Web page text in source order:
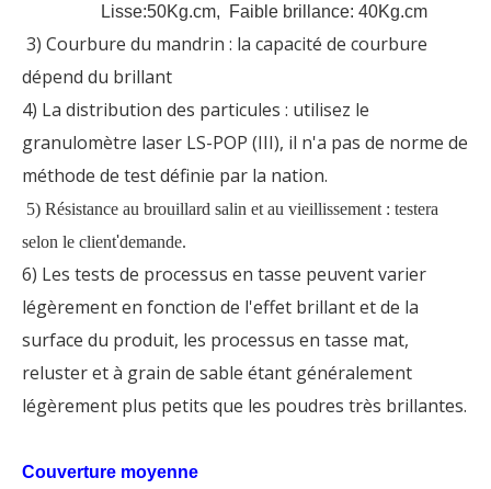
Lisse:50Kg.cm, Faible brillance: 40Kg.cm
3) Courbure du mandrin : la capacité de courbure
dépend du brillant
4) La distribution des particules : utilisez le
granulomètre laser LS-POP (III), il n'a pas de norme de
méthode de test définie par la nation.
5) Résistance au brouillard salin et au vieillissement : testera
selon le client'demande.
6) Les tests de processus en tasse peuvent varier
légèrement en fonction de l'effet brillant et de la
surface du produit, les processus en tasse mat,
reluster et à grain de sable étant généralement
légèrement plus petits que les poudres très brillantes.
Couverture moyenne